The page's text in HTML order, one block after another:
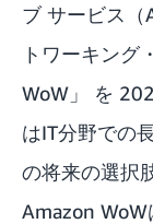
ブ サービス（
トワーキング
WoW 」 を
はIT分野での
の将来の選択
Amazon WoW